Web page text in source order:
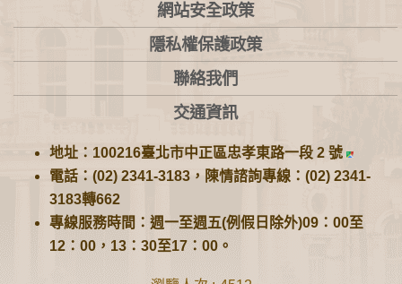
網站安全政策
隱私權保護政策
聯絡我們
交通資訊
地址：100216臺北市中正區忠孝東路一段 2 號
電話：(02) 2341-3183，陳情諮詢專線：(02) 2341-
3183轉662
專線服務時間：週一至週五(例假日除外)09：00至
12：00，13：30至17：00。